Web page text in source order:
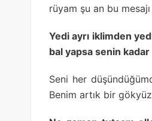
rüyam şu an bu
Yedi ayrı iklimden
bal yapsa senin kadar
Seni her
Benim artık bir